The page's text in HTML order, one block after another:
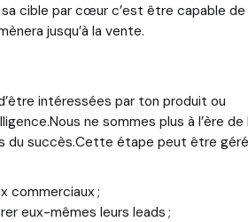
cible par cœur c’est être capable de
jusqu’à la vente.
intéressées par ton produit ou
ne sommes plus à l’ère de
du succès.Cette étape peut être
commerciaux ;
eux-mêmes leurs leads ;